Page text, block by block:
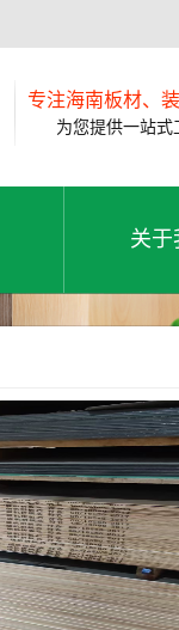
专注海南板材、
为您提供一站式
关于
公